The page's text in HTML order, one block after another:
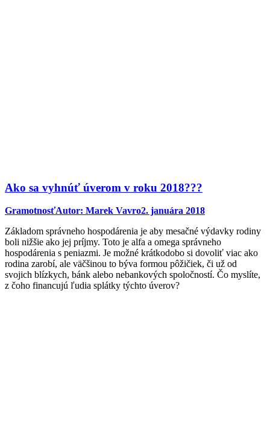
Ako sa vyhnúť úverom v roku 2018???
GramotnosťAutor: Marek Vavro2. januára 2018
Základom správneho hospodárenia je aby mesačné výdavky rodiny
boli nižšie ako jej príjmy. Toto je alfa a omega správneho
hospodárenia s peniazmi. Je možné krátkodobo si dovoliť viac ako
rodina zarobí, ale väčšinou to býva formou pôžičiek, či už od
svojich blízkych, bánk alebo nebankových spoločností. Čo myslíte,
z čoho financujú ľudia splátky týchto úverov?